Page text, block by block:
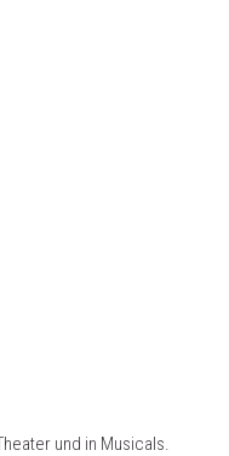
und in Musicals.